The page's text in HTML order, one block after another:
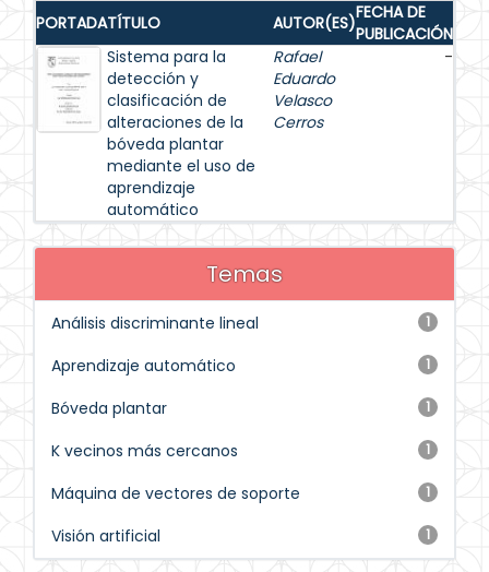
PORTADATÍTULO AUTOR(ES)FECHA DE
PUBLICACIÓN
Sistema para la
detección y
clasificación de
alteraciones de la
bóveda plantar
mediante el uso de
aprendizaje
automático
Rafael
Eduardo
Velasco
Cerros
-
Temas
1
Análisis discriminante lineal
1
Aprendizaje automático
1
Bóveda plantar
1
K vecinos más cercanos
1
Máquina de vectores de soporte
1
Visión artificial